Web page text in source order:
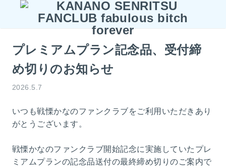
プレミアムプラン記念品、受付締
め切りのお知らせ
2026.5.7
いつも戦慄かなのファンクラブをご利用いただきあり
がとうございます。
戦慄かなのファンクラブ開始記念に実施していたプレ
ミアムプランの記念品送付の最終締め切りのご案内で